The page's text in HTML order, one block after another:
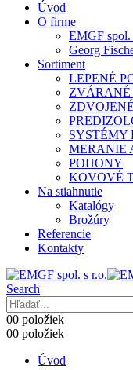
Úvod
O firme
EMGF spol.
Georg
Sortiment
LEPENÉ
ZVÁRANÉ
SYSTÉMY
MERANIE
POHONY
KOVOVÉ
Na stiahnutie
Katalógy
Brožúry
Referencie
Kontakty
Search
00 položiek
00 položiek
Úvod